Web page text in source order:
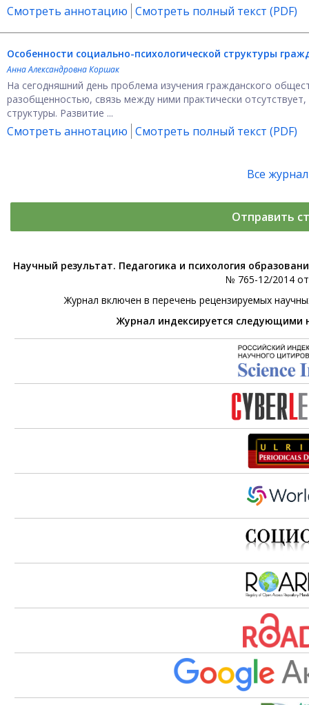
Смотреть аннотацию Смотреть полный текст (PDF)
Особенности социально-психологической структуры
Анна Александровна Коршак
На сегодняшний день проблема изучения гражданского
разобщенностью, связь между ними практически
структуры. Развитие ...
Смотреть аннотацию Смотреть полный текст (PDF)
Все
Отправить
Научный результат. Педагогика и психология
№ 765-12/2014
Журнал включен в перечень рецензируемых
Журнал индексируется